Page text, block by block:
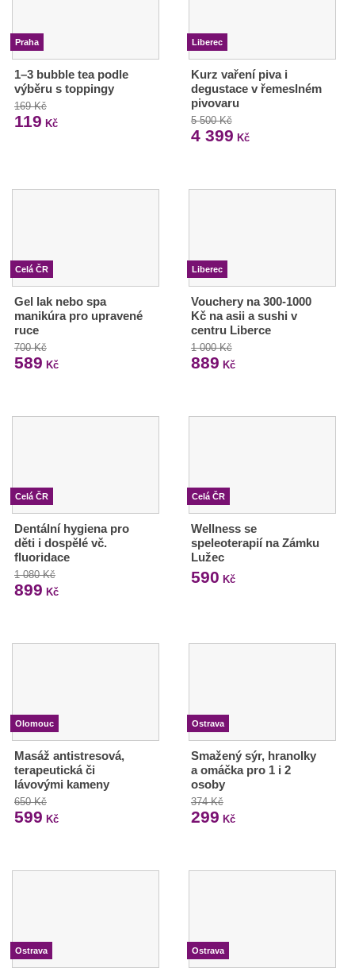
Praha
1–3 bubble tea podle
výběru s toppingy
169 Kč
119 Kč
Liberec
Kurz vaření piva i
degustace v řemeslném
pivovaru
5 500 Kč
4 399 Kč
Celá ČR
Gel lak nebo spa
manikúra pro upravené
ruce
700 Kč
589 Kč
Liberec
Vouchery na 300-1000
Kč na asii a sushi v
centru Liberce
1 000 Kč
889 Kč
Celá ČR
Dentální hygiena pro
děti i dospělé vč.
fluoridace
1 080 Kč
899 Kč
Celá ČR
Wellness se
speleoterapií na Zámku
Lužec
590 Kč
Olomouc
Masáž antistresová,
terapeutická či
lávovými kameny
650 Kč
599 Kč
Ostrava
Smažený sýr, hranolky
a omáčka pro 1 i 2
osoby
374 Kč
299 Kč
Ostrava Ostrava